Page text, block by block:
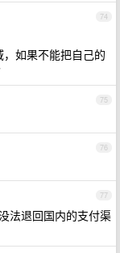
74
如果不能把自己的
75
76
77
法退回国内的支付渠